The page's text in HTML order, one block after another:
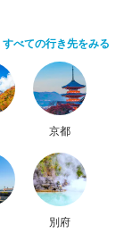
すべての行き先をみる
京都
別府